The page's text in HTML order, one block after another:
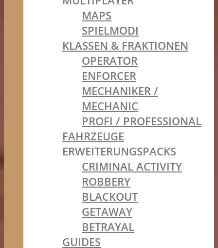
MAPS
SPIELMODI
KLASSEN & FRAKTIONEN
OPERATOR
ENFORCER
MECHANIKER /
MECHANIC
PROFI / PROFESSIONAL
FAHRZEUGE
ERWEITERUNGSPACKS
CRIMINAL ACTIVITY
ROBBERY
BLACKOUT
GETAWAY
BETRAYAL
GUIDES